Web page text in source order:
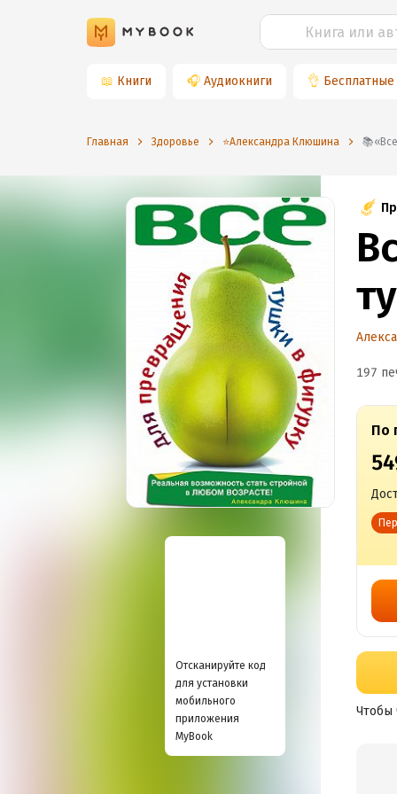
📖 Книги 🎧 Аудиокниги 👌 Бесплатные
Главная Здоровье ⭐️Александра Клюшина
Отсканируйте код
для установки
мобильного
приложения
MyBook
197
По
Чтобы